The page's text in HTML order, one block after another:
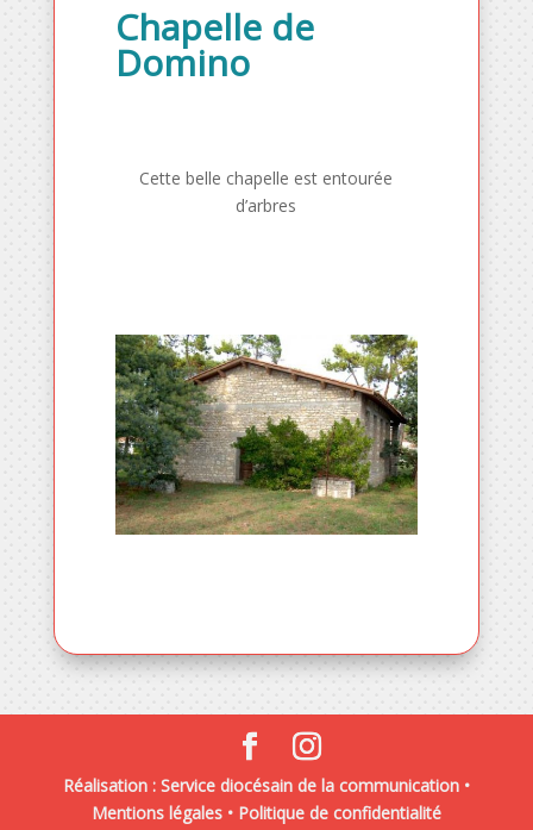
Chapelle de
Domino
Cette belle chapelle est entourée
d’arbres
Réalisation : Service diocésain de la communication •
Mentions légales• Politique de confidentialité